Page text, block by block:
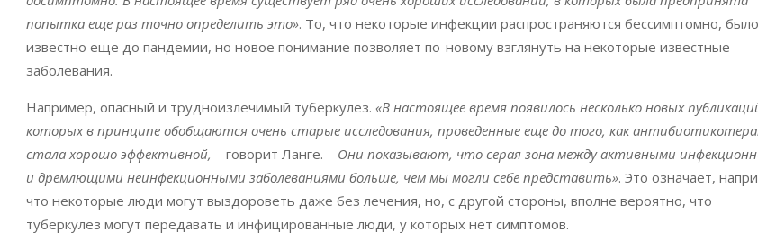
попытка еще раз точно определить это». То, что некоторые инфекции распространяются бессимптомно, было
известно еще до пандемии, но новое понимание позволяет по-новому взглянуть на некоторые известные
заболевания.
Например, опасный и трудноизлечимый туберкулез. «В настоящее время появилось несколько новых
которых в принципе обобщаются очень старые исследования, проведенные еще до того, как
стала хорошо эффективной, – говорит Ланге. – Они показывают, что серая зона между активными
и дремлющими неинфекционными заболеваниями больше, чем мы могли себе представить». Это означает,
что некоторые люди могут выздороветь даже без лечения, но, с другой стороны, вполне вероятно, что
туберкулез могут передавать и инфицированные люди, у которых нет симптомов.